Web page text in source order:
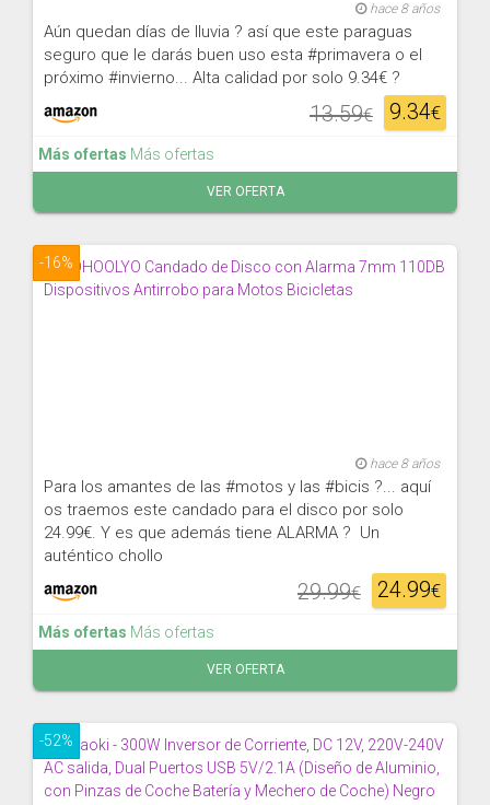
hace 8 años
Aún quedan días de lluvia ? así que este paraguas
seguro que le darás buen uso esta #primavera o el
próximo #invierno... Alta calidad por solo 9.34€ ?
9.34€
13.59€
Más ofertas Más ofertas
VER OFERTA
-16%
hace 8 años
Para los amantes de las #motos y las #bicis ?... aquí
os traemos este candado para el disco por solo
24.99€. Y es que además tiene ALARMA ? Un
auténtico chollo
24.99€
29.99€
Más ofertas Más ofertas
VER OFERTA
-52%